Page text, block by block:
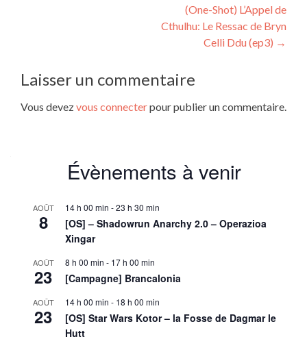
(One-Shot) L’Appel de
Cthulhu: Le Ressac de Bryn
Celli Ddu (ep3) →
Laisser un commentaire
Vous devezvous connecterpour publier un commentaire.
Évènements à venir
AOÛT
8
14 h 00 min -23 h 30 min
[OS] – Shadowrun Anarchy 2.0 – Operazioa
Xingar
AOÛT
23
8 h 00 min - 17 h 00 min
[Campagne] Brancalonia
AOÛT
23
14 h 00 min - 18 h 00 min
[OS] Star Wars Kotor – la Fosse de Dagmar le
Hutt